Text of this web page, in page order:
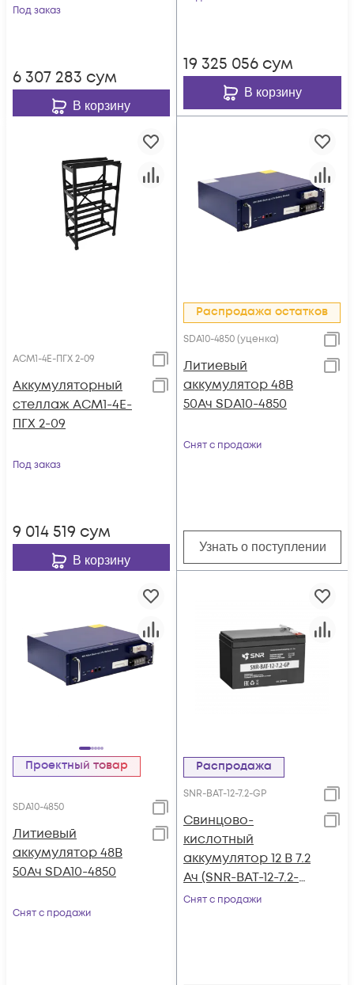
Под заказ
6 307 283 сум
В корзину
19 325 056 сум
В корзину
АСМ1-4E-ПГХ 2-09
Аккумуляторный
стеллаж АСМ1-4E-
ПГХ 2-09
Под заказ
9 014 519 сум
В корзину
Распродажа остатков
SDA10-4850 (уценка)
Литиевый
аккумулятор 48В
50Ач SDA10-4850
Снят с продажи
Узнать о поступлении
Проектный товар
SDA10-4850
Литиевый
аккумулятор 48В
50Ач SDA10-4850
Снят с продажи
Распродажа
SNR-BAT-12-7.2-GP
Свинцово-
кислотный
аккумулятор 12 В 7.2
Ач (SNR-BAT-12-7.2-
GP)
Снят с продажи